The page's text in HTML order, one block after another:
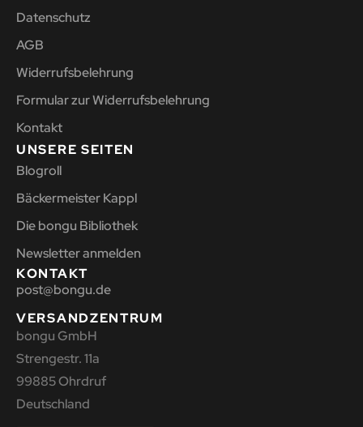
Datenschutz
AGB
Widerrufsbelehrung
Formular zur Widerrufsbelehrung
Kontakt
UNSERE SEITEN
Blogroll
Bäckermeister Kappl
Die bongu Bibliothek
Newsletter anmelden
KONTAKT
post@bongu.de
VERSANDZENTRUM
bongu GmbH
Strengestr. 11a
99885 Ohrdruf
Deutschland